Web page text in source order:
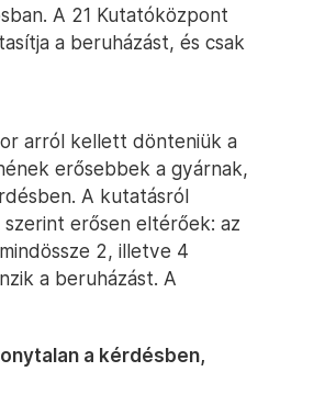
A 21 Kutatóközpont
a beruházást, és csak
arról kellett dönteniük a
erősebbek a gyárnak,
A kutatásról
erősen eltérőek: az
2, illetve 4
a beruházást. A
a kérdésben,